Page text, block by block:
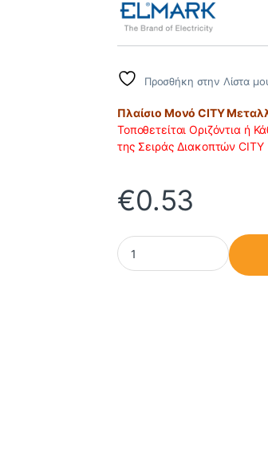
Προσθήκη στην Λίστα
Πλαίσιο Μονό CITY
Τοποθετείται Οριζόντια ή
της Σειράς Διακοπτών CITY
€0.53
Πλαίσιο Μονό CITY